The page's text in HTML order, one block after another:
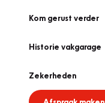
Kom gerust verder
Historie vakgarage
Zekerheden